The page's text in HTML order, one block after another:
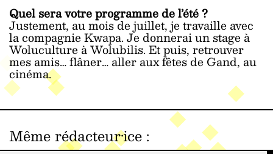
Quel sera votre programme de l’été ?
Justement, au mois de juillet, je travaille avec
la compagnie Kwapa. Je donnerai un stage à
Woluculture à Wolubilis. Et puis, retrouver
mes amis… flâner… aller aux fêtes de Gand, au
cinéma.
Même rédacteur·ice :